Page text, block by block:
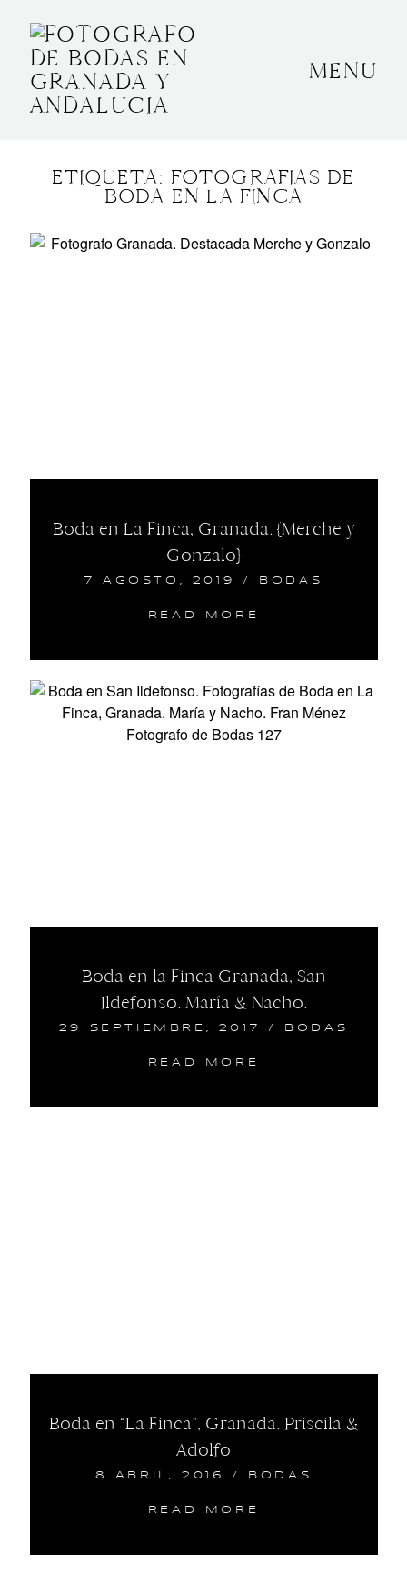
MENU
ETIQUETA: FOTOGRAFIAS DE
BODA EN LA FINCA
Boda en La Finca, Granada. {Merche y
Gonzalo}
7 AGOSTO, 2019 / BODAS
READ MORE
Boda en la Finca Granada, San
Ildefonso. María & Nacho.
29 SEPTIEMBRE, 2017 / BODAS
READ MORE
Boda en “La Finca”, Granada. Priscila &
Adolfo
8 ABRIL, 2016 / BODAS
READ MORE
BODAS